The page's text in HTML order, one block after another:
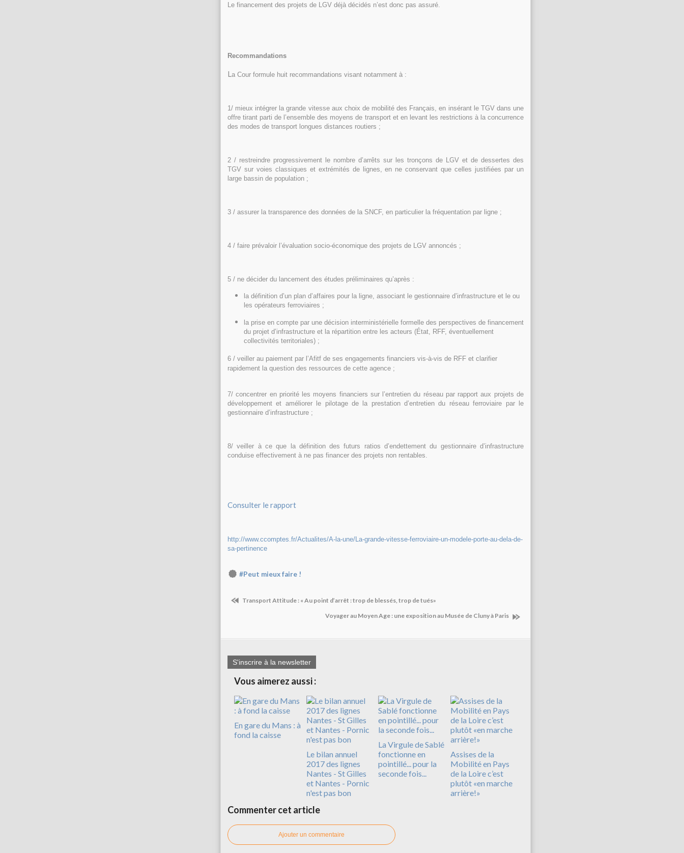
Le financement des projets de LGV déjà décidés n’est donc pas assuré.
Recommandations
La Cour formule huit recommandations visant notamment à :
1/ mieux intégrer la grande vitesse aux choix de mobilité des Français, en insérant le TGV dans une
offre tirant parti de l’ensemble des moyens de transport et en levant les restrictions à la concurrence
des modes de transport longues distances routiers ;
2 / restreindre progressivement le nombre d’arrêts sur les tronçons de LGV et de dessertes des
TGV sur voies classiques et extrémités de lignes, en ne conservant que celles justifiées par un
large bassin de population ;
3 / assurer la transparence des données de la SNCF, en particulier la fréquentation par ligne ;
4 / faire prévaloir l’évaluation socio-économique des projets de LGV annoncés ;
5 / ne décider du lancement des études préliminaires qu’après :
la définition d’un plan d’affaires pour la ligne, associant le gestionnaire d’infrastructure et le ou
les opérateurs ferroviaires ;
la prise en compte par une décision interministérielle formelle des perspectives de financement
du projet d’infrastructure et la répartition entre les acteurs (État, RFF, éventuellement
collectivités territoriales) ;
6 / veiller au paiement par l’Afitf de ses engagements financiers vis-à-vis de RFF et clarifier
rapidement la question des ressources de cette agence ;
7/ concentrer en priorité les moyens financiers sur l’entretien du réseau par rapport aux projets de
développement et améliorer le pilotage de la prestation d’entretien du réseau ferroviaire par le
gestionnaire d’infrastructure ;
8/ veiller à ce que la définition des futurs ratios d’endettement du gestionnaire d’infrastructure
conduise effectivement à ne pas financer des projets non rentables.
Consulter le rapport
http://www.ccomptes.fr/Actualites/A-la-une/La-grande-vitesse-ferroviaire-un-modele-porte-au-dela-de-
sa-pertinence
#Peut mieux faire !
Transport Attitude : « Au point d’arrêt : trop de blessés, trop de tués»
Voyager au Moyen Age : une exposition au Musée de Cluny à Paris
S'inscrire à la newsletter
Vous aimerez aussi :
En gare du Mans : à
fond la caisse
Le bilan annuel
2017 des lignes
Nantes - St Gilles
et Nantes - Pornic
n'est pas bon
La Virgule de Sablé
fonctionne en
pointillé... pour la
seconde fois...
Assises de la
Mobilité en Pays
de la Loire c’est
plutôt «en marche
arrière!»
Commenter cet article
Ajouter un commentaire